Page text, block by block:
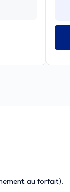
au forfait).